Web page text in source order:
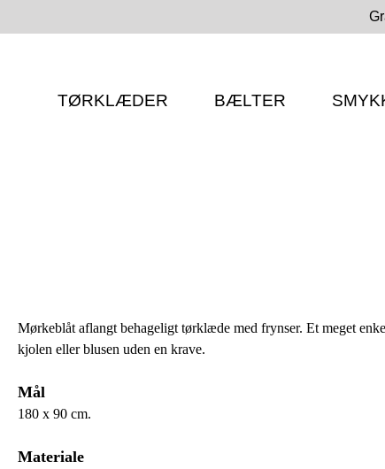
til
TØRKLÆDER BÆLTER
Mørkeblåt aflangt behageligt tørklæde med frynser. Et meget
kjolen eller blusen uden en krave.
Mål
180 x 90 cm.
Materiale